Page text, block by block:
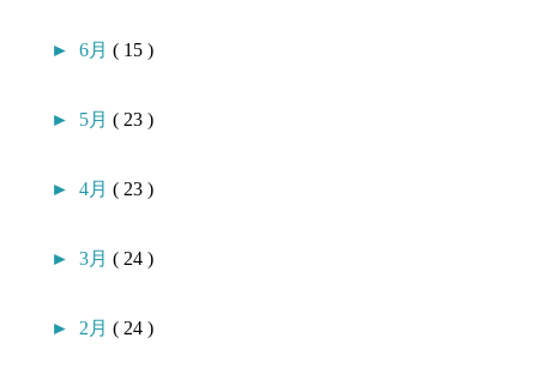
►6月( 15 )
► 5月( 23 )
►4月( 23 )
►3月( 24 )
► 2月( 24 )